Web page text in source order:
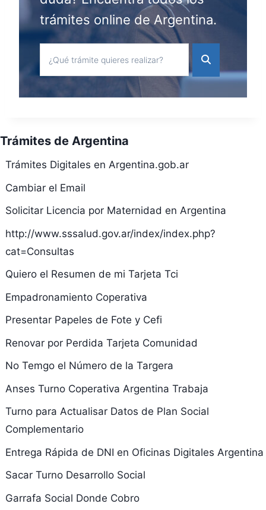
trámites online de Argentina.
Trámites de Argentina
Trámites Digitales en Argentina.gob.ar
Cambiar el Email
Solicitar Licencia por Maternidad en Argentina
http://www.sssalud.gov.ar/index/index.php?
cat=Consultas
Quiero el Resumen de mi Tarjeta Tci
Empadronamiento Coperativa
Presentar Papeles de Fote y Cefi
Renovar por Perdida Tarjeta Comunidad
No Temgo el Número de la Targera
Anses Turno Coperativa Argentina Trabaja
Turno para Actualisar Datos de Plan Social
Complementario
Entrega Rápida de DNI en Oficinas Digitales Argentina
Sacar Turno Desarrollo Social
Garrafa Social Donde Cobro